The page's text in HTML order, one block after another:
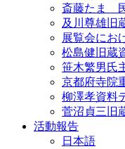
斎藤たま
及川尊雄旧
展覧会にお
松島健旧蔵
笹木繁男氏
京都府寺院
柳澤孝資料
菅沼貞三旧
活動報告
日本語